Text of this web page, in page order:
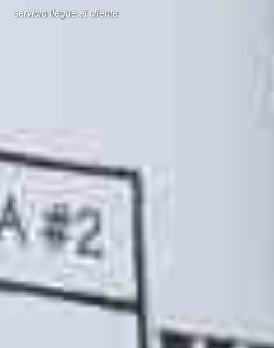
servicio llegue al cliente